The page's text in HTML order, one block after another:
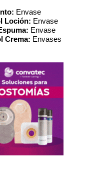
Envase
Loción: Envase
Envase
Crema: Envases